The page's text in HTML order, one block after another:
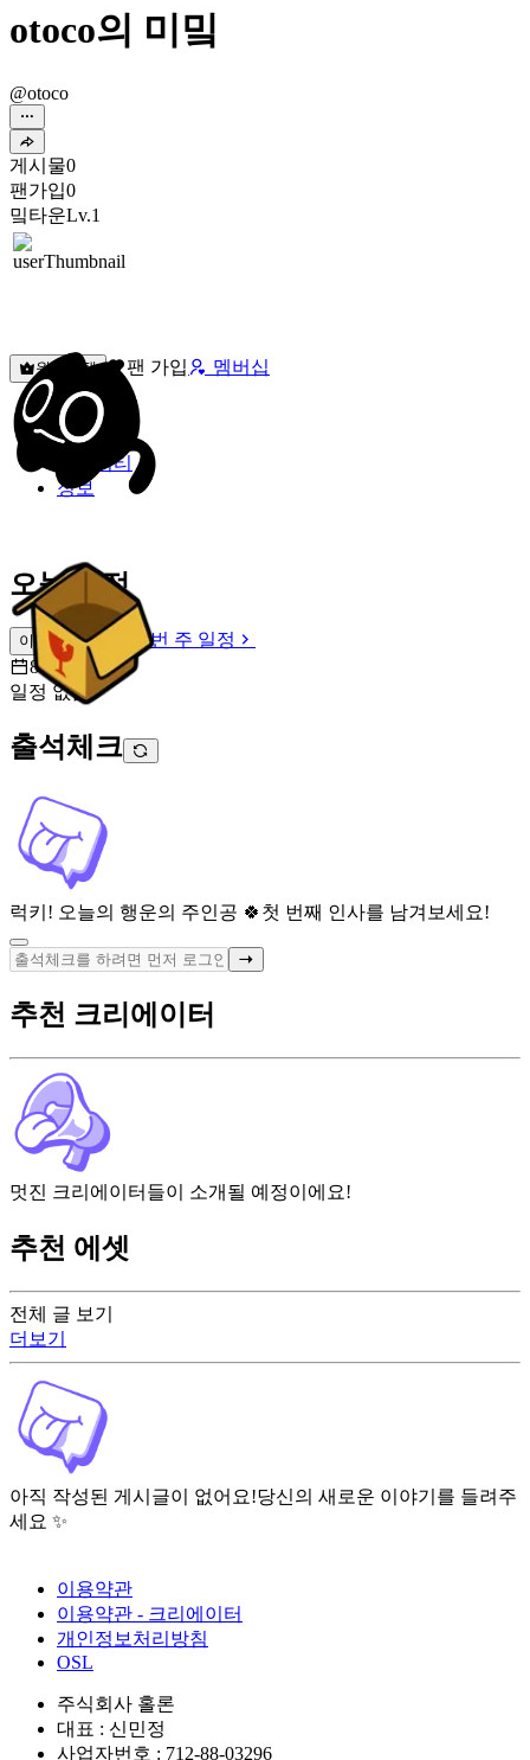
otoco의 미밐
@otoco
게시물0
팬가입0
밐타운Lv.1
원픽선택 팬 가입 멤버십
밐타운
피드
커뮤니티
정보
오늘 일정
이번 주 일정
이번 주 일정
8월 8일 [토]
일정 없음
출석체크
럭키! 오늘의 행운의 주인공 🍀 첫 번째 인사를 남겨보세요!
전체 글 보기
더보기
아직 작성된 게시글이 없어요!당신의 새로운 이야기를 들려주
세요 ✨
추천 크리에이터
멋진 크리에이터들이 소개될 예정이에요!
추천 에셋
이용약관
이용약관 - 크리에이터
개인정보처리방침
OSL
주식회사 홀론
대표 : 신민정
사업자번호 : 712-88-03296